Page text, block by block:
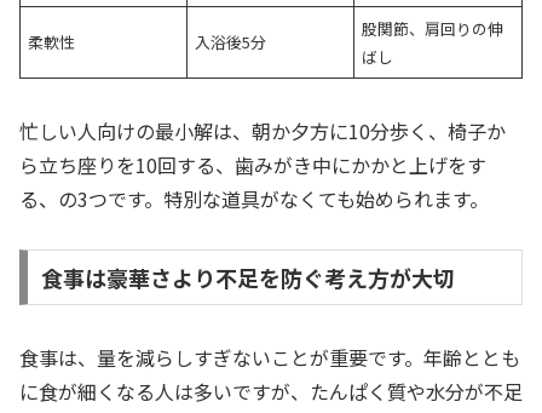
柔軟性 入浴後5分
股関節、肩回りの伸
ばし
忙しい人向けの最小解は、朝か夕方に10分歩く、椅子か
ら立ち座りを10回する、歯みがき中にかかと上げをす
る、の3つです。特別な道具がなくても始められます。
食事は豪華さより不足を防ぐ考え方が大切
食事は、量を減らしすぎないことが重要です。年齢ととも
に食が細くなる人は多いですが、たんぱく質や水分が不足